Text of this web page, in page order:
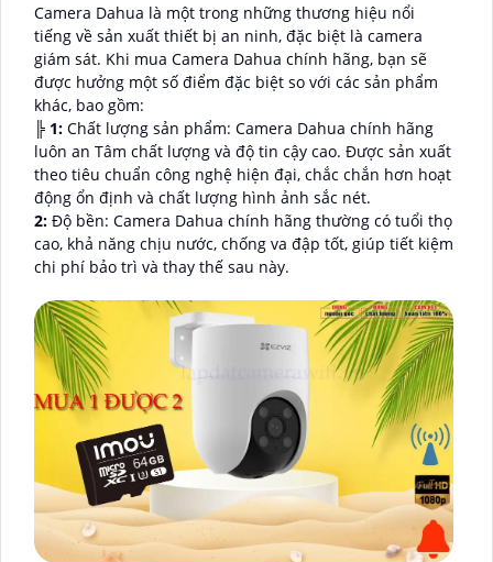
Camera Dahua là một trong những thương hiệu nổi
tiếng về sản xuất thiết bị an ninh, đặc biệt là camera
giám sát. Khi mua Camera Dahua chính hãng, bạn sẽ
được hưởng một số điểm đặc biệt so với các sản phẩm
khác, bao gồm:
╠ 1: Chất lượng sản phẩm: Camera Dahua chính hãng
luôn an Tâm chất lượng và độ tin cậy cao. Được sản xuất
theo tiêu chuẩn công nghệ hiện đại, chắc chắn hơn hoạt
động ổn định và chất lượng hình ảnh sắc nét.
2: Độ bền: Camera Dahua chính hãng thường có tuổi thọ
cao, khả năng chịu nước, chống va đập tốt, giúp tiết kiệm
chi phí bảo trì và thay thế sau này.